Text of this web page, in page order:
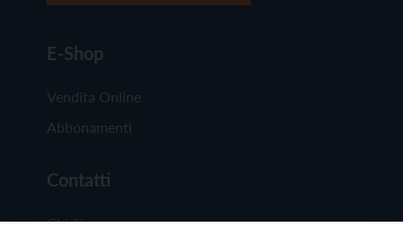
E-Shop
Vendita Online
Abbonamenti
Contatti
Chi Siamo